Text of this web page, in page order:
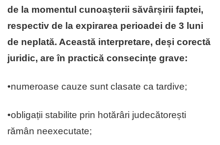
de la momentul cunoașterii săvârșirii faptei,
respectiv de la expirarea perioadei de 3 luni
de neplată. Această interpretare, deși corectă
juridic, are în practică consecințe grave:
•numeroase cauze sunt clasate ca tardive;
•obligații stabilite prin hotărâri judecătorești
rămân neexecutate;